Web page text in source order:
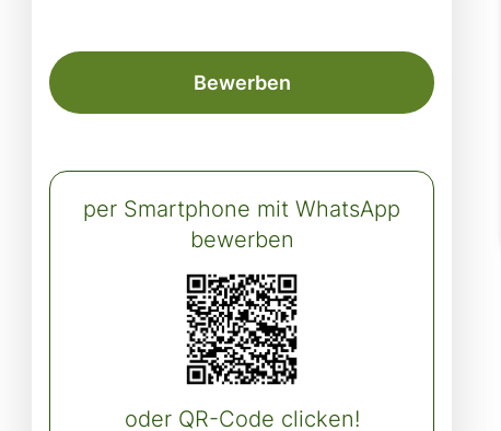
Bewerben
per Smartphone mit WhatsApp
bewerben
oder QR-Code clicken!